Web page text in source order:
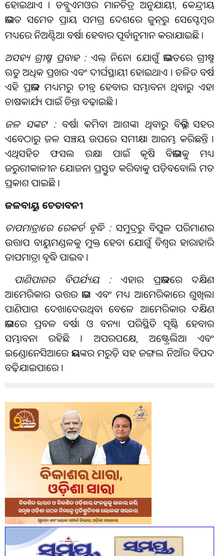
ହୋଇଥାଏ । ଡବ୍ଲୁଏମଓର ମାନଚିତ୍ର ଅନୁଯାୟୀ, କେନ୍ଦ୍ରୀୟ
ଭାରତ ସମେତ ପ୍ରାୟ ସମଗ୍ର ଦେଶରେ ଜୁନ୍ରୁ ସେପ୍ଟେମ୍ବର
ମଧ୍ୟରେ ନିଅଣ୍ଟିଆ ବର୍ଷା ହେବାର ପୂର୍ବାନୁମାନ କରାଯାଇଛି ।
ଅସହ୍ୟ ଗ୍ରୀଷ୍ମ ପ୍ରବାହ :ଏଲ୍ ନିନୋ ଯୋଗୁଁ ଭାରତରେ ଗ୍ରୀଷ୍ମ
ଋତୁ ଅଧିକ ପ୍ରଖର ଏବଂ ଦୀର୍ଘସ୍ଥାୟୀ ହୋଇଥାଏ । ଚଳିତ ବର୍ଷ
ଏହି ପ୍ରଭାବ ମଧ୍ୟମରୁ ତୀବ୍ର ହେବାର ସମ୍ଭାବନା ଥିବାରୁ ଏହା
ଚାଷକାର୍ଯ୍ୟ ପାଇଁ ଚିନ୍ତା ବଢ଼ାଇଛି ।
ଜଳ ସଙ୍କଟ : ବର୍ଷା କମିବା ଆଶଙ୍କା ଥିବାରୁ ବିଭିନ୍ନ ସହର
ଏବେଠାରୁ ଜଳ ସଞ୍ଚୟ ଉପରେ ସମୀକ୍ଷା ଆରମ୍ଭ କରିଛନ୍ତି ।
ଏଥିସହିତ ଫସଲ ରକ୍ଷା ପାଇଁ କୃଷି ବିଭାଗକୁ ମଧ୍ୟ
ଜରୁରୀକାଳୀନ ଯୋଜନା ପ୍ରସ୍ତୁତ କରିବାକୁ ପଡ଼ିବବୋଲି ମତ
ପ୍ରକାଶ ପାଇଛି ।
ଜଳବାୟୁ ଚେତାବନୀ
ତାପମାତ୍ରାରେ ରେକର୍ଡ ବୃଦ୍ଧି :ସମୁଦ୍ରରୁ ବିପୁଳ ପରିମାଣର
ଉତ୍ତାପ ବାୟୁମଣ୍ଡଳକୁ ମୁକ୍ତ ହେବା ଯୋଗୁଁ ବିଶ୍ୱର ହାରାହାରି
ତାପମାତ୍ରା ବୃଦ୍ଧି ପାଇବ ।
ପାଣିପାଗର ବିପର୍ଯ୍ୟୟ :ଏହାର ପ୍ରଭାବରେ ଦକ୍ଷିଣ
ଆମେରିକାର ଉତ୍ତର ଭାଗ ଏବଂ ମଧ୍ୟ ଆମେରିକାରେ ଶୁଖିଲା
ପାଣିପାଗ ଦେଖାଦେଉଥିବା ବେଳେ ଆମେରିକାର ଦକ୍ଷିଣ
ଭାଗରେ ପ୍ରବଳ ବର୍ଷା ଓ ବନ୍ୟା ପରିସ୍ଥିତି ସୃଷ୍ଟି ହେବାର
ସମ୍ଭାବନା ରହିଛି । ଅପରପକ୍ଷେ, ଅଷ୍ଟ୍ରେଲିଆ ଏବଂ
ଇଣ୍ଡୋନେସିଆରେ ଭୟଙ୍କର ମରୁଡ଼ି ସହ ଜଙ୍ଗଲ ନିଆଁର ବିପଦ
ବଢ଼ିଯାଇପାରେ ।